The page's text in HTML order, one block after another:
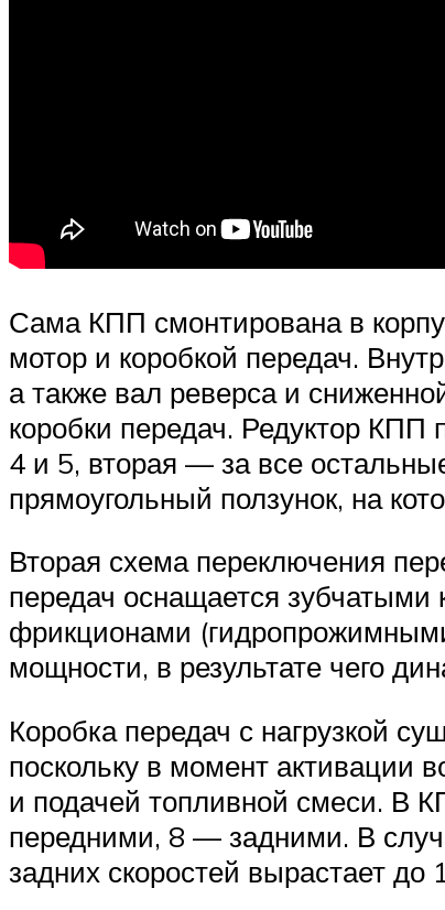
Сама КПП смонтирована в
мотор и коробкой передач.
а также вал реверса и
коробки передач. Редуктор КПП
4 и 5, вторая — за все
прямоугольный ползунок, на
Вторая схема переключения
передач оснащается
фрикционами
мощности, в результате чего
Коробка передач с нагрузкой
поскольку в момент активации
и подачей топливной смеси. В
передними, 8 — задними. В
задних скоростей вырастает до